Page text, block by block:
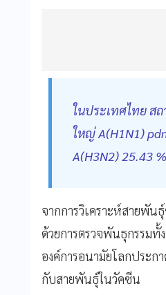
ในประเทศไทย ส
ใหญ่ A(H1N1)
A(H3N2) 25.43
จากการวิเคราะห์สายพัน
ด้วยการตรวจพันธุกรรม
องค์การอนามัยโลกประ
กับสายพันธุ์ในวัคซีน